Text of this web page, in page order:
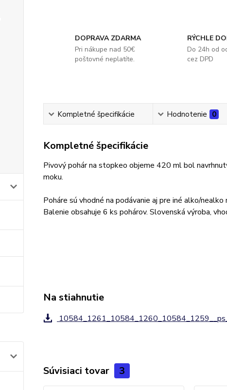
DOPRAVA ZDARMA
Pri nákupe nad 50€
poštovné neplatíte.
RÝCHLE
Do 24h od
cez DPD
Kompletné špecifikácie Hodnotenie 0
Kompletné špecifikácie
Pivový pohár na stopkeo objeme 420 ml bol
moku.
Poháre sú vhodné na podávanie aj pre iné alko/nealko
Balenie obsahuje 6 ks pohárov. Slovenská výroba,
Na stiahnutie
Súvisiaci tovar 3